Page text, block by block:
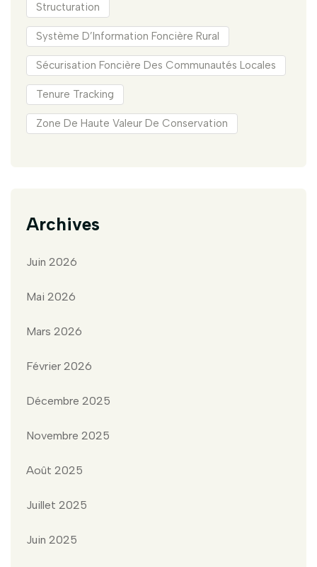
Structuration
Système D’Information Foncière Rural
Sécurisation Foncière Des Communautés Locales
Tenure Tracking
Zone De Haute Valeur De Conservation
Archives
Juin 2026
Mai 2026
Mars 2026
Février 2026
Décembre 2025
Novembre 2025
Août 2025
Juillet 2025
Juin 2025